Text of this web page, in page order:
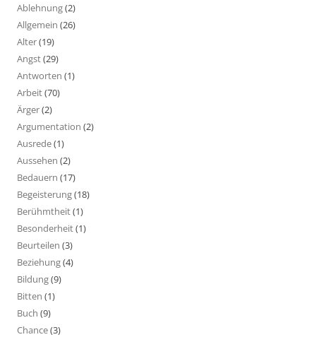
Ablehnung(2)
Allgemein (26)
Alter(19)
Angst(29)
Antworten (1)
Arbeit(70)
Ärger(2)
Argumentation (2)
Ausrede(1)
Aussehen (2)
Bedauern (17)
Begeisterung(18)
Berühmtheit(1)
Besonderheit(1)
Beurteilen (3)
Beziehung(4)
Bildung(9)
Bitten (1)
Buch (9)
Chance(3)